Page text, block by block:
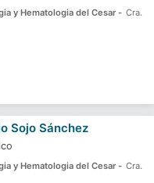
y Hematologia del Cesar - Cra.
Sojo Sánchez
y Hematologia del Cesar - Cra.